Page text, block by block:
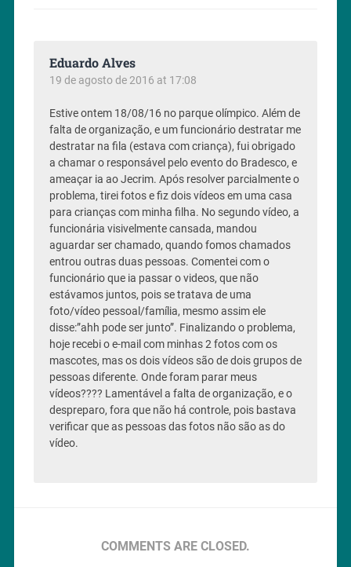
Eduardo Alves
19 de agosto de 2016 at 17:08
Estive ontem 18/08/16 no parque olímpico. Além de
falta de organização, e um funcionário destratar me
destratar na fila (estava com criança), fui obrigado
a chamar o responsável pelo evento do Bradesco, e
ameaçar ia ao Jecrim. Após resolver parcialmente o
problema, tirei fotos e fiz dois vídeos em uma casa
para crianças com minha filha. No segundo vídeo, a
funcionária visivelmente cansada, mandou
aguardar ser chamado, quando fomos chamados
entrou outras duas pessoas. Comentei com o
funcionário que ia passar o videos, que não
estávamos juntos, pois se tratava de uma
foto/vídeo pessoal/família, mesmo assim ele
disse:”ahh pode ser junto”. Finalizando o problema,
hoje recebi o e-mail com minhas 2 fotos com os
mascotes, mas os dois vídeos são de dois grupos de
pessoas diferente. Onde foram parar meus
vídeos???? Lamentável a falta de organização, e o
despreparo, fora que não há controle, pois bastava
verificar que as pessoas das fotos não são as do
vídeo.
COMMENTS ARE CLOSED.